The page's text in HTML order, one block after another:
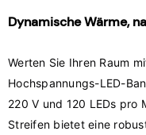
Dynamische Wärme,
Werten Sie Ihren Raum
Hochspannungs-LED-
220 V und 120 LEDs pro
Streifen bietet eine